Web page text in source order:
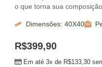
o que torna sua
Dimensões: 40X40
R$399,90
Em até 3x de R$133,30